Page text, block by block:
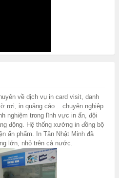
về dịch vụ in card visit, danh
rơi, in quảng cáo .. chuyên nghiệp
nghiệm trong lĩnh vực in ấn, đội
động. Hệ thống xưởng in đồng bộ
ấn phẩm. In Tân Nhật Minh đã
lớn, nhỏ trên cả nước.